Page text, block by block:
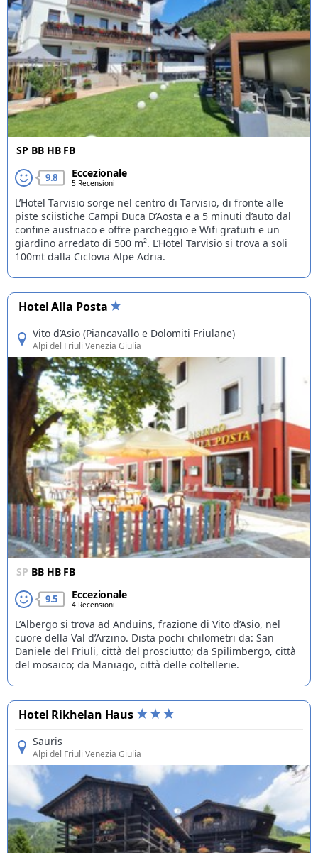
SP BB HB FB
9.8 Eccezionale
5 Recensioni
L’Hotel Tarvisio sorge nel centro di Tarvisio, di fronte alle
piste sciistiche Campi Duca D’Aosta e a 5 minuti d’auto dal
confine austriaco e offre parcheggio e Wifi gratuiti e un
giardino arredato di 500 m². L’Hotel Tarvisio si trova a soli
100mt dalla Ciclovia Alpe Adria.
Hotel Alla Posta
Vito d’Asio (Piancavallo e Dolomiti Friulane)
Alpi del Friuli Venezia Giulia
SP BB HB FB
9.5 Eccezionale
4 Recensioni
L’Albergo si trova ad Anduins, frazione di Vito d’Asio, nel
cuore della Val d’Arzino. Dista pochi chilometri da: San
Daniele del Friuli, città del prosciutto; da Spilimbergo, città
del mosaico; da Maniago, città delle coltellerie.
Hotel Rikhelan Haus
Sauris
Alpi del Friuli Venezia Giulia